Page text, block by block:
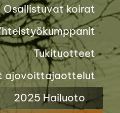
Osallistuvat koirat
Tukituotteet
ajovoittajaottelut
2025 Hailuoto